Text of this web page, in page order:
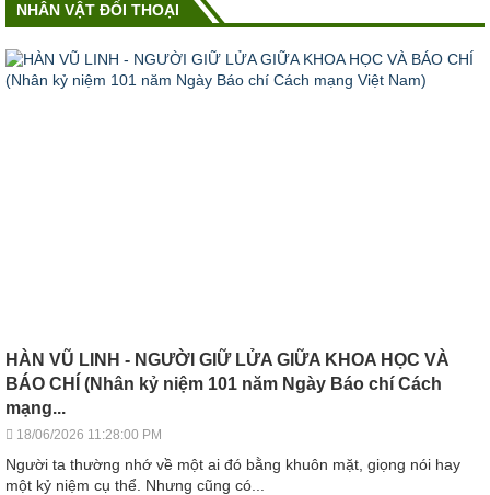
NHÂN VẬT ĐỐI THOẠI
HÀN VŨ LINH - NGƯỜI GIỮ LỬA GIỮA KHOA HỌC VÀ
BÁO CHÍ (Nhân kỷ niệm 101 năm Ngày Báo chí Cách
mạng...
18/06/2026 11:28:00 PM
Người ta thường nhớ về một ai đó bằng khuôn mặt, giọng nói hay
một kỷ niệm cụ thể. Nhưng cũng có...